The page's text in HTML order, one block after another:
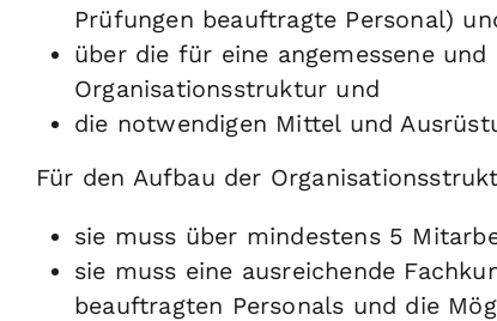
Prüfungen beauftragte Personal)
über die für eine angemessene
Organisationsstruktur und
die notwendigen Mittel und
Für den Aufbau der
sie muss über mindestens 5
sie muss eine ausreichende
beauftragten Personals und die